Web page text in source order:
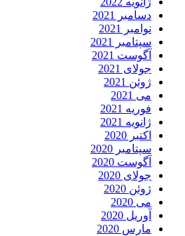
دسامبر 2021
نوامبر 2021
سپتامبر 2021
آگوست 2021
جولای 2021
ژوئن 2021
می 2021
فوریه 2021
ژانویه 2021
اکتبر 2020
سپتامبر 2020
آگوست 2020
جولای 2020
ژوئن 2020
می 2020
آوریل 2020
مارس 2020